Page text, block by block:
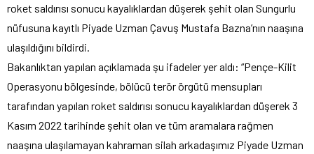
roket saldırısı sonucu kayalıklardan düşerek şehit olan Sungurlu
nüfusuna kayıtlı Piyade Uzman Çavuş Mustafa Bazna’nın naaşına
ulaşıldığını bildirdi.
Bakanlıktan yapılan açıklamada şu ifadeler yer aldı: “Pençe-Kilit
Operasyonu bölgesinde, bölücü terör örgütü mensupları
tarafından yapılan roket saldırısı sonucu kayalıklardan düşerek 3
Kasım 2022 tarihinde şehit olan ve tüm aramalara rağmen
naaşına ulaşılamayan kahraman silah arkadaşımız Piyade Uzman